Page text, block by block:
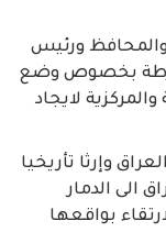
والمحافظ ورئيس
بخصوص وضع
لايجاد
وإرثا تأريخيا
الى الدمار
بواقعها